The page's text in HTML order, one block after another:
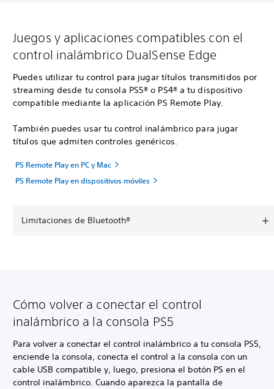
Juegos y aplicaciones compatibles con el
control inalámbrico DualSense Edge
Puedes utilizar tu control para jugar títulos transmitidos por
streaming desde tu consola PS5® o PS4® a tu dispositivo
compatible mediante la aplicación PS Remote Play.
También puedes usar tu control inalámbrico para jugar
títulos que admiten controles genéricos.
PS Remote Play en PC y Mac
PS Remote Play en dispositivos móviles
Limitaciones de Bluetooth®
Cómo volver a conectar el control
inalámbrico a la consola PS5
Para volver a conectar el control inalámbrico a tu consola PS5,
enciende la consola, conecta el control a la consola con un
cable USB compatible y, luego, presiona el botón PS en el
control inalámbrico. Cuando aparezca la pantalla de